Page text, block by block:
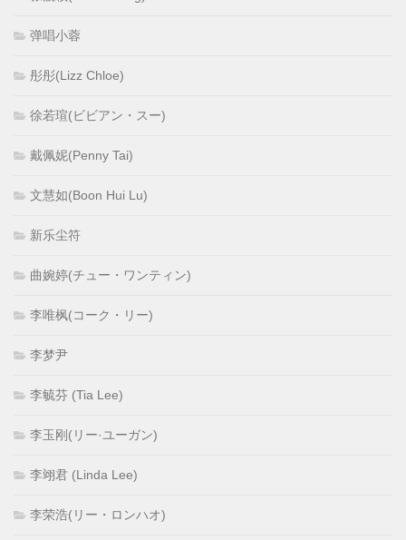
弹唱小蓉
彤彤(Lizz Chloe)
徐若瑄(ビビアン・スー)
戴佩妮(Penny Tai)
文慧如(Boon Hui Lu)
新乐尘符
曲婉婷(チュー・ワンティン)
李唯枫(コーク・リー)
李梦尹
李毓芬 (Tia Lee)
李玉刚(リー·ユーガン)
李翊君 (Linda Lee)
李荣浩(リー・ロンハオ)